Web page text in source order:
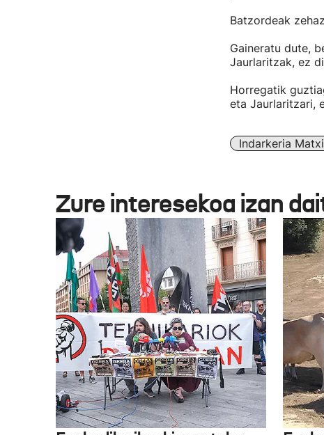
Batzordeak
Gaineratu dute,
Jaurlaritzak, ez
Horregatik
eta Jaurlaritzari,
Indarkeria
Zure interesekoa izan